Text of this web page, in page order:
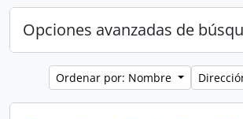
Opciones avanzadas de
Ordenar por: Nombre